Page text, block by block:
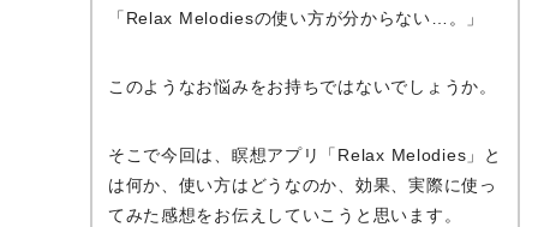
「Relax Melodiesの使い方が分からない…。」
このようなお悩みをお持ちではないでしょうか。
そこで今回は、瞑想アプリ「Relax Melodies」と
は何か、使い方はどうなのか、効果、実際に使っ
てみた感想をお伝えしていこうと思います。